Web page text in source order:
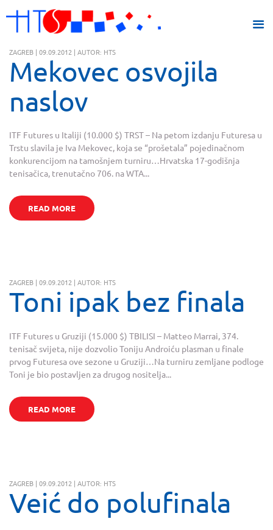
ZAGREB | 09.09.2012 | AUTOR: HTS
Mekovec osvojila
naslov
ITF Futures u Italiji (10.000 $) TRST – Na petom izdanju Futuresa u
Trstu slavila je Iva Mekovec, koja se “prošetala” pojedinačnom
konkurencijom na tamošnjem turniru…Hrvatska 17-godišnja
tenisačica, trenutačno 706. na WTA...
READ MORE
ZAGREB | 09.09.2012 | AUTOR: HTS
Toni ipak bez finala
ITF Futures u Gruziji (15.000 $) TBILISI – Matteo Marrai, 374.
tenisač svijeta, nije dozvolio Toniju Androiću plasman u finale
prvog Futuresa ove sezone u Gruziji…Na turniru zemljane podloge
Toni je bio postavljen za drugog nositelja...
READ MORE
ZAGREB | 09.09.2012 | AUTOR: HTS
Veić do polufinala